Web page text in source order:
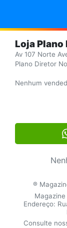
Loja
Av 107 Norte
Plano Diretor
Nenhum
®
Endereço:
Consulte